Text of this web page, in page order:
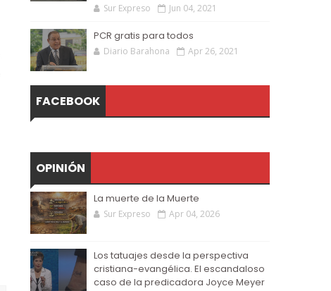
Sur Expreso Jun 04, 2021
PCR gratis para todos
Diario Barahona Apr 26, 2021
FACEBOOK
OPINIÓN
La muerte de la Muerte
Sur Expreso Apr 04, 2026
Los tatuajes desde la perspectiva
cristiana-evangélica. El escandaloso
caso de la predicadora Joyce Meyer